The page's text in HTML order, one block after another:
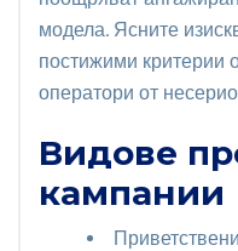
модела. Ясните
постижими критерии
оператори от
Видове
кампании